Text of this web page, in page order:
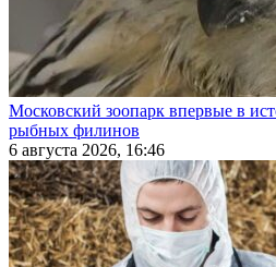
Московский зоопарк впервые в
рыбных филинов
6 августа 2026, 16:46